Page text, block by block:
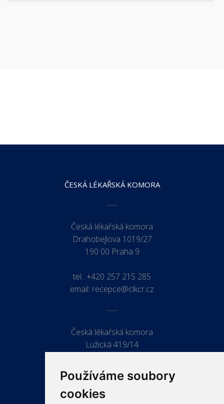
Používáme soubory
cookies
ČESKÁ LÉKAŘSKÁ KOMORA
Česká lékařská komora
Drahobejlova 1019/27
190 00 Praha 9
tel.: +420 257 215 285
email: recepce@clkcr.cz
Česká lékařská komora
Lužická 419/14